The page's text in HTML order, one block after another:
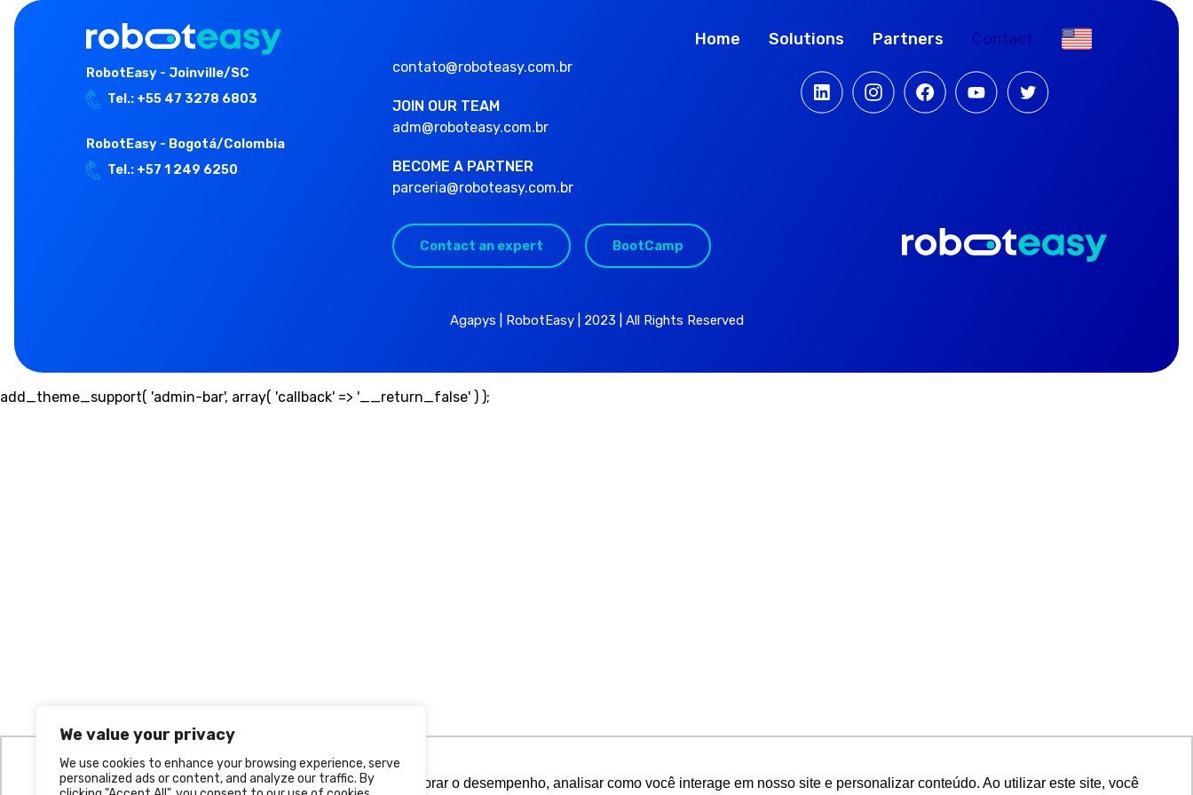
Utilizamos cookies para oferecer melhor experiência, melhorar o desempenho, analisar como você interage em nosso site e personalizar conteúdo. Ao utilizar este site, você
We value your privacy
We use cookies to enhance your browsing experience, serve
personalized ads or content, and analyze our traffic. By
Home Solutions Partners Contact
RobotEasy - Joinville/SC
Tel.: +55 47 3278 6803
RobotEasy - Bogotá/Colombia
Tel.: +57 1 249 6250
contato@roboteasy.com.br
JOIN OUR TEAM
adm@roboteasy.com.br
BECOME A PARTNER
parceria@roboteasy.com.br
Contact an expert BootCamp
Agapys | RobotEasy | 2023 | All Rights Reserved
add_theme_support( 'admin-bar', array( 'callback' => '__return_false' ) );